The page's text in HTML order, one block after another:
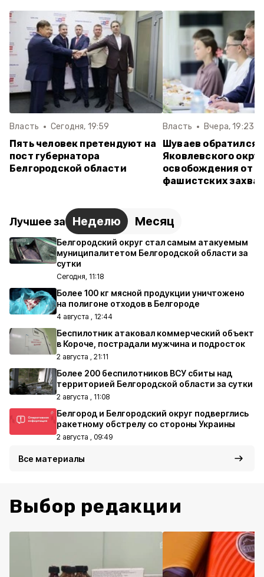
Власть Сегодня, 19:59
Пять человек претендуют на
пост губернатора
Белгородской области
Власть Вчера, 19:23
Шуваев обратился
Яковлевского
освобождения от
фашистских
Лучшее за Неделю Месяц
Белгородский округ стал самым атакуемым
муниципалитетом Белгородской области за
сутки
Сегодня, 11:18
Более 100 кг мясной продукции уничтожено
на полигоне отходов в Белгороде
4 августа , 12:44
Беспилотник атаковал коммерческий объект
в Короче, пострадали мужчина и подросток
2 августа , 21:11
Более 200 беспилотников ВСУ сбиты над
территорией Белгородской области за сутки
2 августа , 11:08
Белгород и Белгородский округ подверглись
ракетному обстрелу со стороны Украины
2 августа , 09:49
Все материалы
Выбор редакции